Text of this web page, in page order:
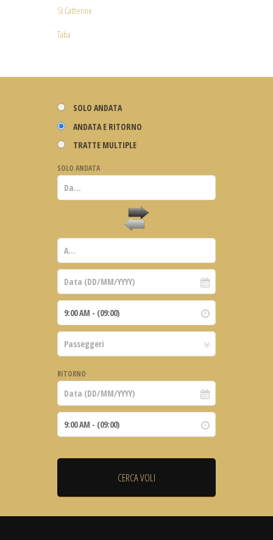
St Catherine
Taba
SOLO ANDATA
ANDATA E RITORNO
TRATTE MULTIPLE
SOLO ANDATA
RITORNO